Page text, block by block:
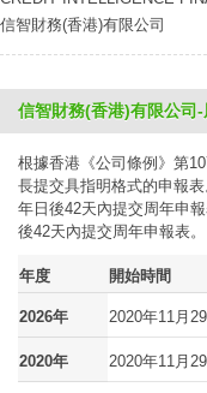
信智財務(香港)有限公司
信智財務(香港)有限公司
根據香港《公司條例》第
長提交具指明格式的申報
年日後42天內提交周年申
後42天內提交周年申報表。
年度 開始時間
2026年 2020年11月29
2020年 2020年11月29